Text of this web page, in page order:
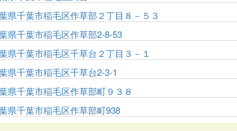
県千葉市稲毛区作草部２丁目８－５３
県千葉市稲毛区作草部2-8-53
県千葉市稲毛区千草台２丁目３－１
県千葉市稲毛区千草台2-3-1
県千葉市稲毛区作草部町９３８
県千葉市稲毛区作草部町938